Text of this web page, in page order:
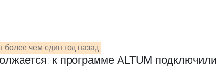
более чем один год назад
к программе ALTUM